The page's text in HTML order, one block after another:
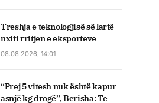
Treshja e teknologjisë së lartë
nxiti rritjen e eksporteve
08.08.2026, 14:01
“Prej 5 vitesh nuk është kapur
asnjë kg drogë”, Berisha: Te